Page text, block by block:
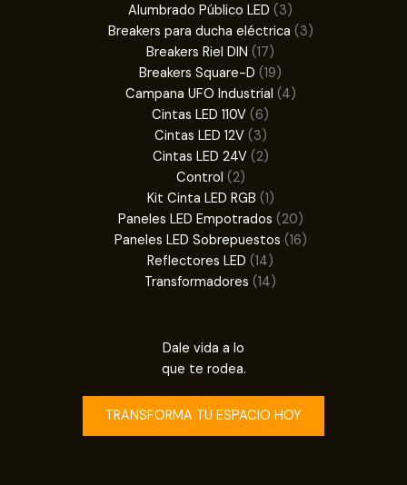
Alumbrado Público LED 33
productos
Breakers para ducha eléctrica 33
Breakers Riel DIN 1717
productos
Breakers Square-D 1919
productos
Campana UFO Industrial 44
Cintas LED 110V 66
productos
Cintas LED 12V 33
productos
Cintas LED 24V 22
Control 22
productos
Kit Cinta LED RGB 11
producto
Paneles LED Empotrados 2020
productos
Paneles LED Sobrepuestos 1616
Reflectores LED 1414
productos
Transformadores 1414
Dale vida a lo
que te rodea.
TRANSFORMA TU ESPACIO HOY